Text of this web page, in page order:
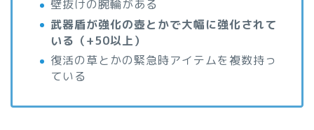
壁抜けの腕輪がある
武器盾が強化の壺とかで大幅に強化されて
いる（+50以上）
復活の草とかの緊急時アイテムを複数持っ
ている